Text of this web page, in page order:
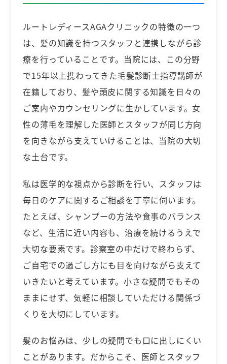
ルートレディースAGAクリニックの特徴の一つ
は、髪の知識を持つスタッフと連携しながら診
療を行っていることです。当院には、この分野
で15年以上携わってきた毛髪診断士指導講師が
在籍しており、髪や頭皮に関する知識を日々の
ご案内やカウンセリングに生かしています。女
性の薄毛を理解した医師とスタッフが同じ方向
を向きながら支えていけることは、当院の大切
な土台です。
私は医学的な視点から診断を行い、スタッフは
毎日のケアに関するご相談を丁寧に伺います。
たとえば、シャンプーの方法や食事のバランス
など、生活に近い内容も、治療を続けるうえで
大切な要素です。診察室の中だけで終わらず、
ご自宅での過ごし方にも目を向けながら支えて
いきたいと考えています。小さな疑問でもその
ままにせず、気軽に相談していただける関係づ
くりを大切にしています。
髪のお悩みは、少しの疑問でも口に出しにくい
ことがあります。だからこそ、医師とスタッフ